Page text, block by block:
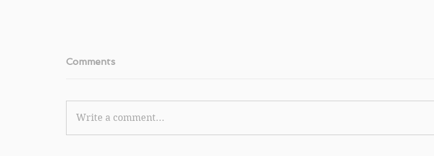
Comments
Write a comment...